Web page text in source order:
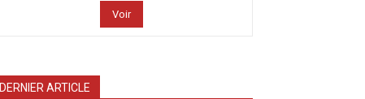
Voir
DERNIER ARTICLE